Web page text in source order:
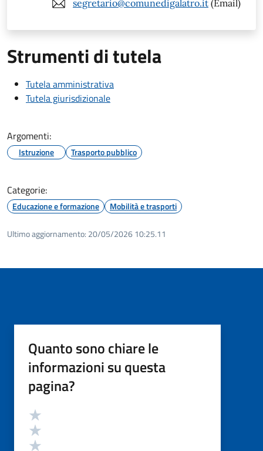
segretario@comunedigalatro.it (Email)
Strumenti di tutela
Tutela amministrativa
Tutela giurisdizionale
Argomenti:
Istruzione Trasporto pubblico
Categorie:
Educazione e formazione Mobilità e trasporti
Ultimo aggiornamento: 20/05/2026 10:25.11
Quanto sono chiare le
informazioni su questa
pagina?
Valutazione